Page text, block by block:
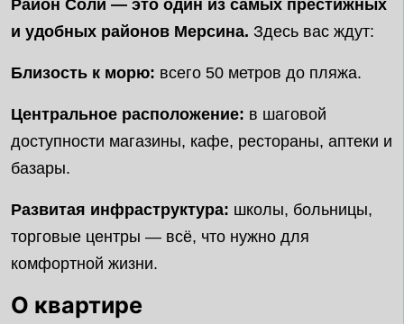
Район Соли — это один из самых престижных
и удобных районов Мерсина. Здесь вас ждут:
Близость к морю: всего 50 метров до пляжа.
Центральное расположение: в шаговой
доступности магазины, кафе, рестораны, аптеки и
базары.
Развитая инфраструктура: школы, больницы,
торговые центры — всё, что нужно для
комфортной жизни.
О квартире